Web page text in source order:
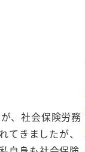
、社会保険労務
きましたが、